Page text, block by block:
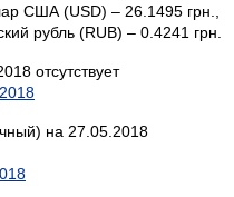
США (USD) – 26.1495 грн.,
рубль (RUB) – 0.4241 грн.
отсутствует
на 27.05.2018